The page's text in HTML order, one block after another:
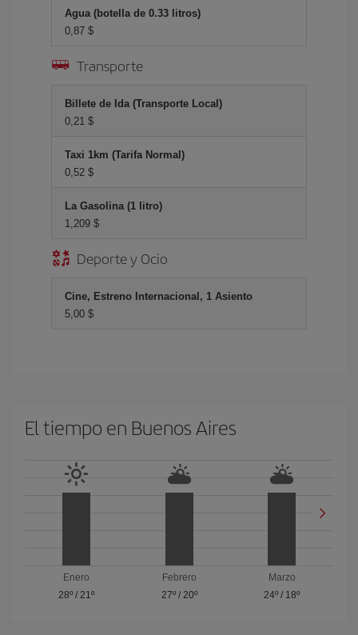
Agua (botella de 0.33 litros)
0,87 $
Transporte
Billete de Ida (Transporte Local)
0,21 $
Taxi 1km (Tarifa Normal)
0,52 $
La Gasolina (1 litro)
1,209 $
Deporte y Ocio
Cine, Estreno Internacional, 1 Asiento
5,00 $
El tiempo en Buenos Aires
Enero
28º/ 21º
Febrero
27º/ 20º
Marzo
24º / 18º